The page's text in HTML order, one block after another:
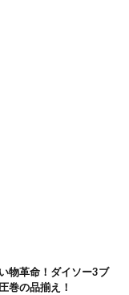
物革命！ダイソー3ブ
巻の品揃え！